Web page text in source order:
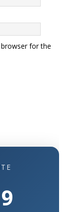
for the
9